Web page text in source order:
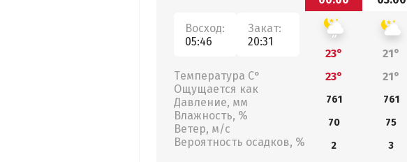
Восход:
05:46
Закат:
20:31
Температура С°
Ощущается как
Давление, мм
Влажность, %
Ветер, м/с
Вероятность осадков, %
23° 21°
23°
21°
761 761
70
75
2
3